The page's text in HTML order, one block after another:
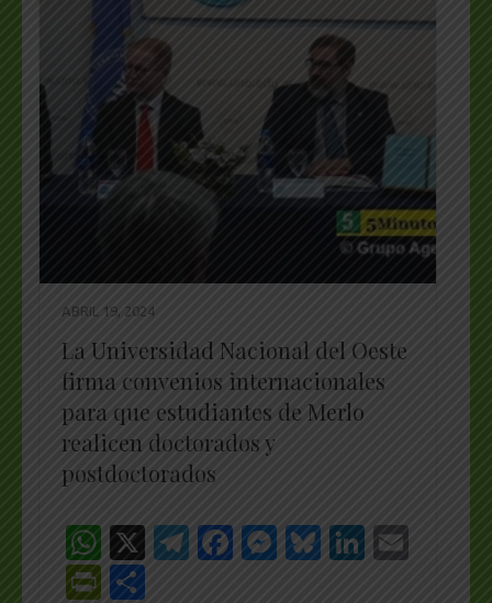
ABRIL 19, 2024
La Universidad Nacional del Oeste
firma convenios internacionales
para que estudiantes de Merlo
realicen doctorados y
postdoctorados
WhatsApp
X Telegram
Facebook
Messenger
Bluesky
PrintFriendly